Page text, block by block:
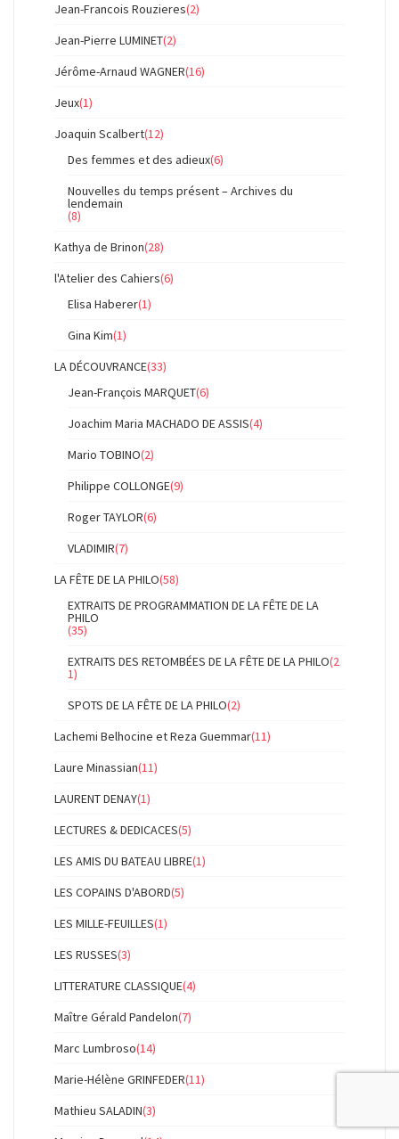
Jean-Francois Rouzieres(2)
Jean-Pierre LUMINET(2)
Jérôme-Arnaud WAGNER(16)
Jeux(1)
Joaquin Scalbert(12)
Des femmes et des adieux(6)
Nouvelles du temps présent – Archives du
lendemain
(8)
Kathya de Brinon(28)
l'Atelier des Cahiers(6)
Elisa Haberer(1)
Gina Kim(1)
LA DÉCOUVRANCE(33)
Jean-François MARQUET(6)
Joachim Maria MACHADO DE ASSIS(4)
Mario TOBINO(2)
Philippe COLLONGE(9)
Roger TAYLOR(6)
VLADIMIR(7)
LA FÊTE DE LA PHILO(58)
EXTRAITS DE PROGRAMMATION DE LA FÊTE DE LA
PHILO
(35)
EXTRAITS DES RETOMBÉES DE LA FÊTE DE LA PHILO(2
1)
SPOTS DE LA FÊTE DE LA PHILO(2)
Lachemi Belhocine et Reza Guemmar(11)
Laure Minassian(11)
LAURENT DENAY(1)
LECTURES & DEDICACES(5)
LES AMIS DU BATEAU LIBRE(1)
LES COPAINS D'ABORD(5)
LES MILLE-FEUILLES(1)
LES RUSSES(3)
LITTERATURE CLASSIQUE(4)
Maître Gérald Pandelon(7)
Marc Lumbroso(14)
Marie-Hélène GRINFEDER(11)
Mathieu SALADIN(3)